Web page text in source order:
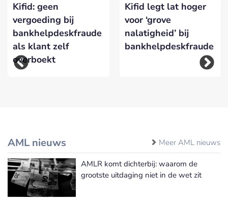
Kifid: geen
vergoeding bij
bankhelpdeskfraude
als klant zelf
overboekt
Kifid legt lat hoger
voor ‘grove
nalatigheid’ bij
bankhelpdeskfraude
AML nieuws Meer AML nieuws
AMLR komt dichterbij: waarom de
grootste uitdaging niet in de wet zit